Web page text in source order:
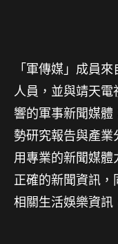
「軍傳媒」成員
人員，並與靖天
響的軍事新聞媒
勢研究報告與產
用專業的新聞媒
正確的新聞資訊
相關生活娛樂資訊